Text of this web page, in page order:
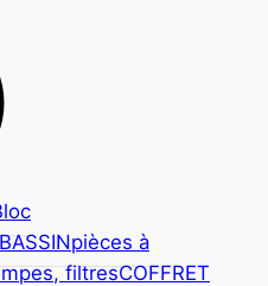
pièces à
filtresCOFFRET